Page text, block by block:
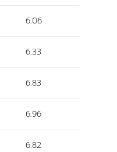
6.06
6.33
6.83
6.96
6.82